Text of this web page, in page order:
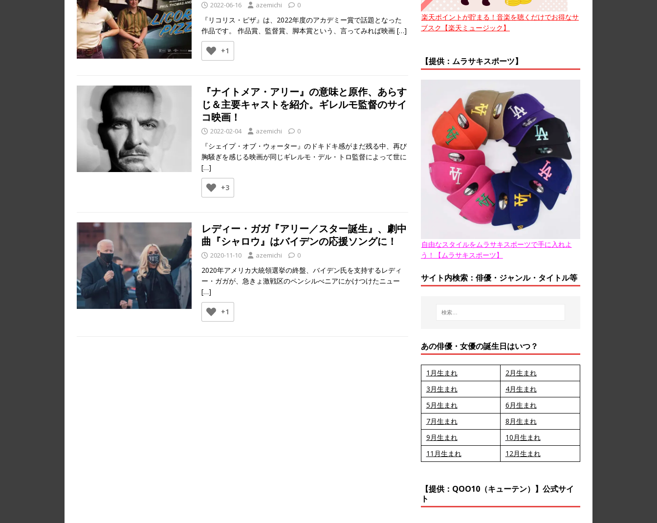
2022-06-16 azemichi 0
『リコリス・ピザ』は、2022年度のアカデミー賞で話題となった
作品です。 作品賞、監督賞、脚本賞という、言ってみれば映画 […]
+1
『ナイトメア・アリー』の意味と原作、あらす
じ＆主要キャストを紹介。ギレルモ監督のサイ
コ映画！
2022-02-04 azemichi 0
『シェイプ・オブ・ウォーター』のドキドキ感がまだ残る中、再び
胸騒ぎを感じる映画が同じギレルモ・デル・トロ監督によって世に
[…]
+3
レディー・ガガ『アリー／スター誕生』、劇中
曲『シャロウ』はバイデンの応援ソングに！
2020-11-10 azemichi 0
2020年アメリカ大統領選挙の終盤、バイデン氏を支持するレディ
ー・ガガが、急きょ激戦区のペンシルべニアにかけつけたニュー
[…]
+1
楽天ポイントが貯まる！音楽を聴くだけでお得なサ
ブスク【楽天ミュージック】
【提供：ムラサキスポーツ】
自由なスタイルをムラサキスポーツで手に入れよ
う！【ムラサキスポーツ】
サイト内検索：俳優・ジャンル・タイトル等
あの俳優・女優の誕生日はいつ？
1月生まれ
2月生まれ
3月生まれ
4月生まれ
5月生まれ
6月生まれ
7月生まれ
8月生まれ
9月生まれ
10月生まれ
11月生まれ
12月生まれ
【提供：QOO10（キューテン）】公式サイ
ト